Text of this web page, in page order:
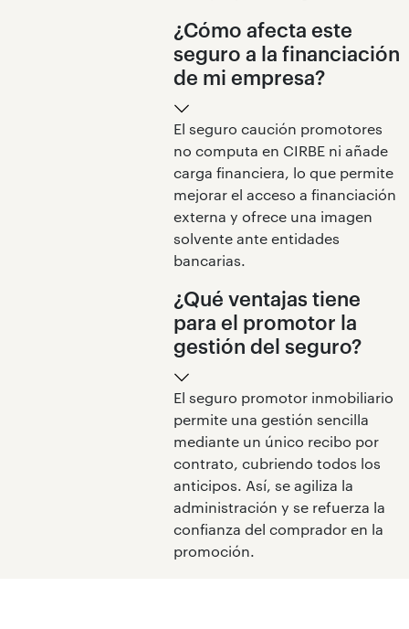
¿Cómo afecta este
seguro a la financiación
de mi empresa?
El seguro caución promotores
no computa en CIRBE ni añade
carga financiera, lo que permite
mejorar el acceso a financiación
externa y ofrece una imagen
solvente ante entidades
bancarias.
¿Qué ventajas tiene
para el promotor la
gestión del seguro?
El seguro promotor inmobiliario
permite una gestión sencilla
mediante un único recibo por
contrato, cubriendo todos los
anticipos. Así, se agiliza la
administración y se refuerza la
confianza del comprador en la
promoción.